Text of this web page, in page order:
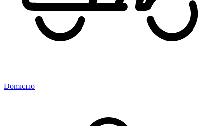
Domicilio